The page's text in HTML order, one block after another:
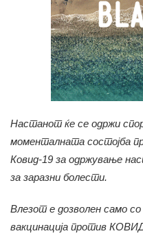
Настанот ќе се одржи
моменталната состојба
Ковид-19 за одржување
за заразни болести.
Влезот е дозволен само
вакцинација против